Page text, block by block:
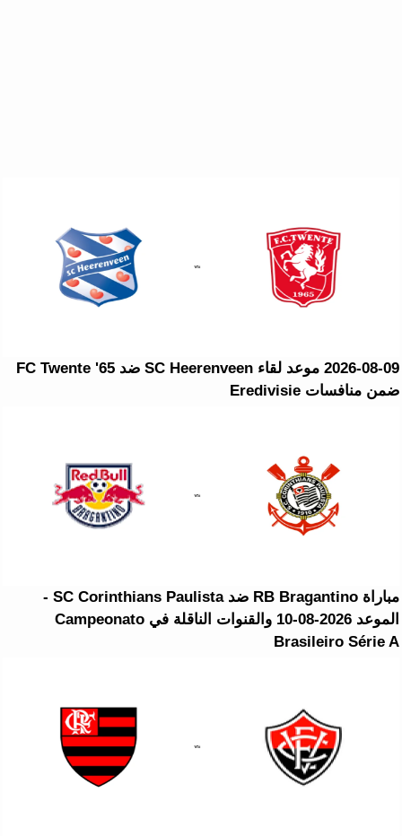
2026-08-09 موعد لقاء SC Heerenveen ضد FC Twente '65
ضمن منافسات Eredivisie
مباراة RB Bragantino ضد SC Corinthians Paulista -
الموعد 2026-08-10 والقنوات الناقلة في Campeonato
Brasileiro Série A